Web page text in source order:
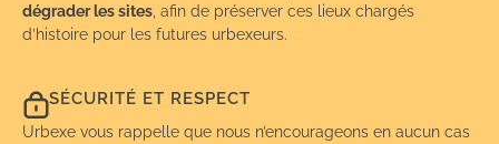
dégrader les sites , afin de préserver ces lieux chargés
d’histoire pour les futures urbexeurs.
SÉCURITÉ ET RESPECT
Urbexe vous rappelle que nous n’encourageons en aucun cas